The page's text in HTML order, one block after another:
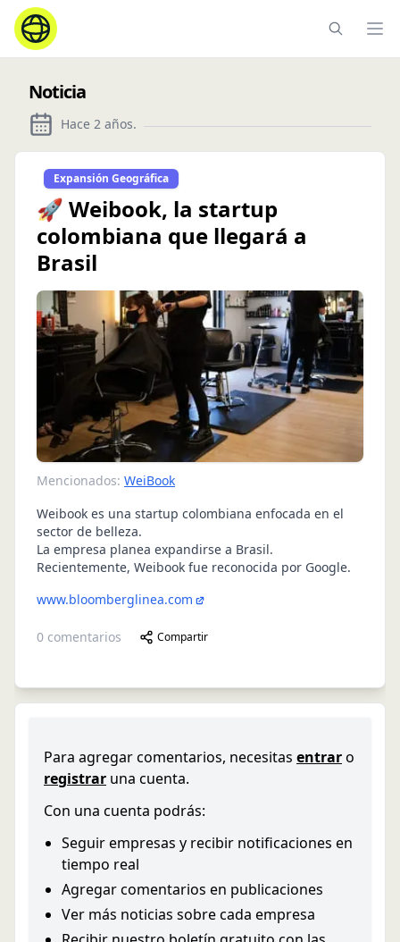
Noticia
Hace 2 años.
Expansión Geográfica
🚀 Weibook, la startup
colombiana que llegará a
Brasil
Mencionados: WeiBook
Weibook es una startup colombiana enfocada en el
sector de belleza.
La empresa planea expandirse a Brasil.
Recientemente, Weibook fue reconocida por Google.
www.bloomberglinea.com
0 comentarios Compartir
Para agregar comentarios, necesitas entraro
registrar una cuenta.
Con una cuenta podrás:
Seguir empresas y recibir notificaciones en
tiempo real
Agregar comentarios en publicaciones
Ver más noticias sobre cada empresa